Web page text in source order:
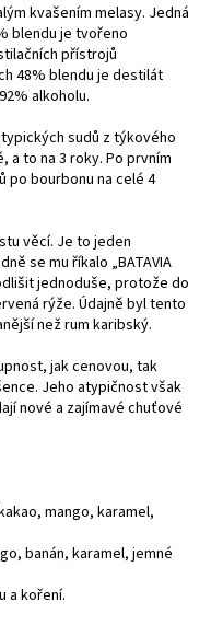
kvašením melasy. Jedná
blendu je tvořeno
přístrojů
48% blendu je destilát
alkoholu.
sudů z týkového
to na 3 roky. Po prvním
po bourbonu na celé 4
věcí. Je to jeden
se mu říkalo „BATAVIA
jednoduše, protože do
rýže. Údajně byl tento
než rum karibský.
jak cenovou, tak
Jeho atypičnost však
nové a zajímavé chuťové
mango, karamel,
banán, karamel, jemné
a koření.